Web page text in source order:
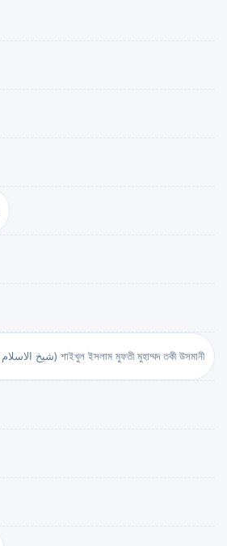
(شيخ الاسلام مفتي محمد تقي عثماني) শাইখুল ইসলাম মুফতী মুহাম্মদ তকী উসমানী